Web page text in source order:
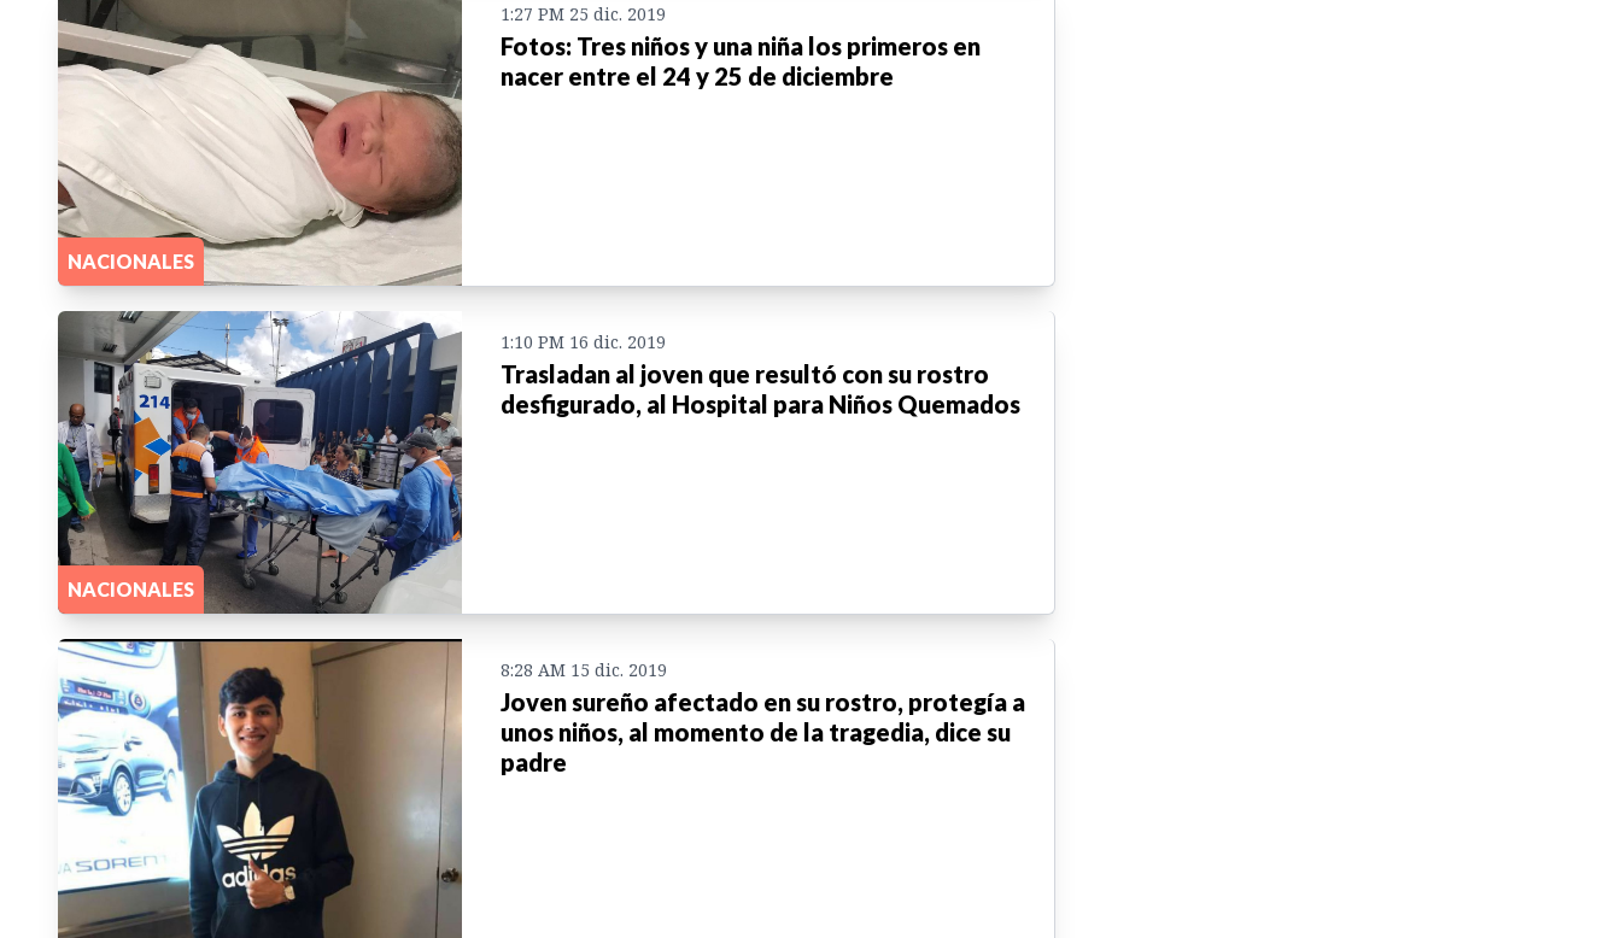
NACIONALES
1:27 PM 25 dic. 2019
Fotos: Tres niños y una niña los primeros en
nacer entre el 24 y 25 de diciembre
NACIONALES
1:10 PM 16 dic. 2019
Trasladan al joven que resultó con su rostro
desfigurado, al Hospital para Niños Quemados
8:28 AM 15 dic. 2019
Joven sureño afectado en su rostro, protegía a
unos niños, al momento de la tragedia, dice su
padre